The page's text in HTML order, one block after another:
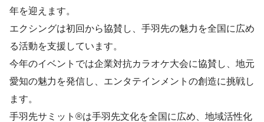
年を迎えます。
エクシングは初回から協賛し、手羽先の魅力を全国に広め
る活動を支援しています。
今年のイベントでは企業対抗カラオケ大会に協賛し、地元
愛知の魅力を発信し、エンタテインメントの創造に挑戦し
ます。
手羽先サミット®は手羽先文化を全国に広め、地域活性化